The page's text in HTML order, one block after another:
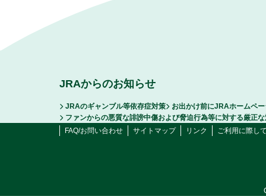
JRAからのお知らせ
JRAのギャンブル等依存症対策
お出かけ前にJRAホームペ
ファンからの悪質な誹謗中傷および脅迫行為等に対する厳正
FAQ/お問い合わせ
サイトマップ リンク ご利用に際し